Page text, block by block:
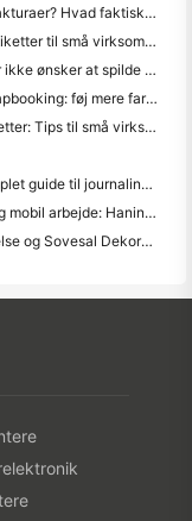
Har du brug for en bærbar A4-printer til lagerfakturaer? Hvad faktisk virker
Kan termiske etikettprintere lave vandtætte etiketter til små virksomhedsprodukter?
Bedste øjeblikkelige kamera til begyndere, der ikke ønsker at spilde papir
Bedste farve etiket maker til journaling og scrapbooking: føj mere farve til hver side
Håndskrift vs. udskrivning af forsendelsesetiketter: Tips til små virksomheder i 2026
Sådan vælger du en lommefotoprinter: En komplet guide til journaling, rejser og iPhone-brugere
Bedste blækfri bærbar printer til rejser, skole og mobil arbejde: Hanin MT620 Pro anmeldelse
Mini Foto Væglayout Ideer & Tips til Soveværelse og Sovesal Dekoration